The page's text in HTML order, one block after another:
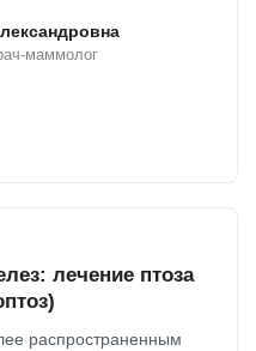
маммолог
лечение птоза
распространенным